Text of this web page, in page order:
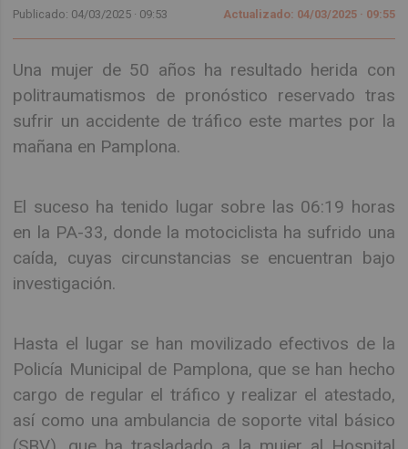
Publicado: 04/03/2025 · 09:53 Actualizado: 04/03/2025 · 09:55
Una mujer de 50 años ha resultado herida con
politraumatismos de pronóstico reservado tras
sufrir un accidente de tráfico este martes por la
mañana en Pamplona.
El suceso ha tenido lugar sobre las 06:19 horas
en la PA-33, donde la motociclista ha sufrido una
caída, cuyas circunstancias se encuentran bajo
investigación.
Hasta el lugar se han movilizado efectivos de la
Policía Municipal de Pamplona, que se han hecho
cargo de regular el tráfico y realizar el atestado,
así como una ambulancia de soporte vital básico